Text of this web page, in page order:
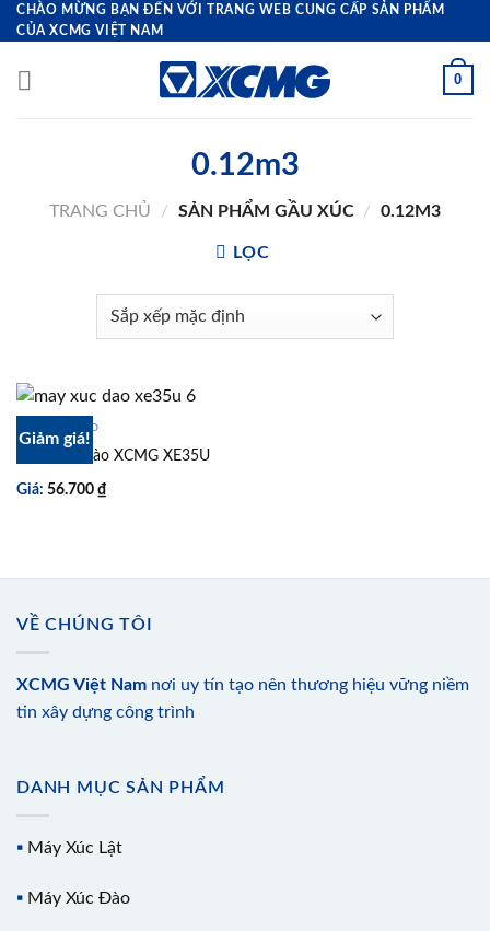
Bỏ
qua
dung
CHÀO MỪNG BẠN ĐẾN VỚI TRANG WEB CUNG CẤP SẢN PHẨM
CỦA XCMG VIỆT NAM
0
0.12m3
TRANG CHỦ / SẢN PHẨM GẦU XÚC / 0.12M3
LỌC
Giảm giá!
MÁY XÚC ĐÀO
Máy Xúc Đào XCMG XE35U
Giá: 56.700 ₫
VỀ CHÚNG TÔI
XCMG Việt Nam nơi uy tín tạo nên thương hiệu vững niềm
tin xây dựng công trình
DANH MỤC SẢN PHẨM
▪️ Máy Xúc Lật
▪️ Máy Xúc Đào